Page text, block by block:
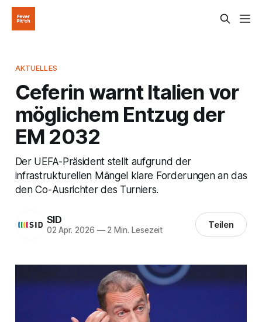
AKTUELLES
Ceferin warnt Italien vor
möglichem Entzug der
EM 2032
Der UEFA-Präsident stellt aufgrund der
infrastrukturellen Mängel klare Forderungen an das
den Co-Ausrichter des Turniers.
SID
02 Apr. 2026 —2 Min. Lesezeit Teilen